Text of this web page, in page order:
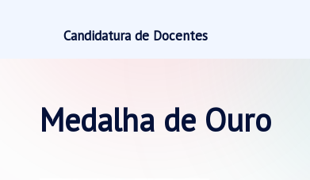
Candidatura de Docentes
Medalha de Ouro